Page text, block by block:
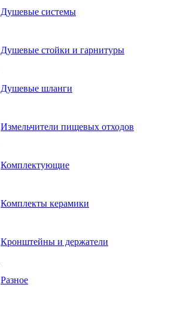
Душевые системы
Душевые стойки и гарнитуры
Душевые шланги
Измельчители пищевых отходов
Комплектующие
Комплекты керамики
Кронштейны и держатели
Разное